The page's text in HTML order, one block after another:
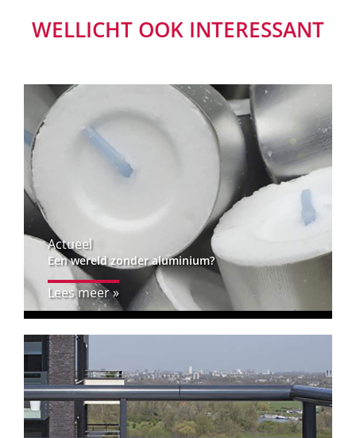
WELLICHT OOK INTERESSANT
Actueel
Een wereld zonder aluminium?
Lees meer »